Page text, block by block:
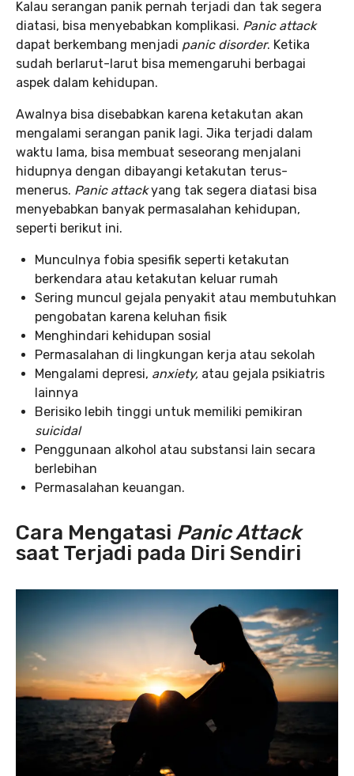
Kalau serangan panik pernah terjadi dan tak segera
diatasi, bisa menyebabkan komplikasi. Panic attack
dapat berkembang menjadi panic disorder. Ketika
sudah berlarut-larut bisa memengaruhi berbagai
aspek dalam kehidupan.
Awalnya bisa disebabkan karena ketakutan akan
mengalami serangan panik lagi. Jika terjadi dalam
waktu lama, bisa membuat seseorang menjalani
hidupnya dengan dibayangi ketakutan terus-
menerus. Panic attackyang tak segera diatasi bisa
menyebabkan banyak permasalahan kehidupan,
seperti berikut ini.
Munculnya fobia spesifik seperti ketakutan
berkendara atau ketakutan keluar rumah
Sering muncul gejala penyakit atau membutuhkan
pengobatan karena keluhan fisik
Menghindari kehidupan sosial
Permasalahan di lingkungan kerja atau sekolah
Mengalami depresi, anxiety, atau gejala psikiatris
lainnya
Berisiko lebih tinggi untuk memiliki pemikiran
suicidal
Penggunaan alkohol atau substansi lain secara
berlebihan
Permasalahan keuangan.
Cara Mengatasi Panic Attack
saat Terjadi pada Diri Sendiri